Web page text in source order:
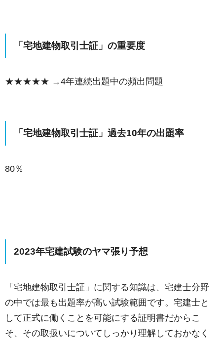
「宅地建物取引士証」 の重要度
★★★★★ →4年連続出題中の頻出問題
「宅地建物取引士証」 過去10年の出題率
80％
2023年宅建試験のヤマ張り予想
「宅地建物取引士証」に関する知識は、宅建士分野
の中では最も出題率が高い試験範囲です。宅建士と
して正式に働くことを可能にする証明書だからこ
そ、その取扱いについてしっかり理解しておかなく